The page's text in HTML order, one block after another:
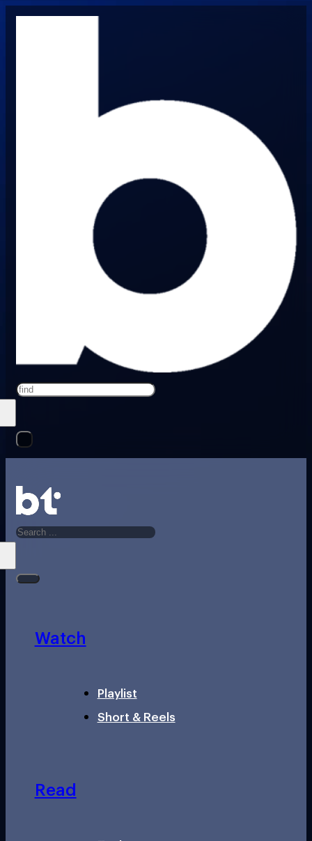
Search
Search
Watch
Playlist
Short & Reels
Read